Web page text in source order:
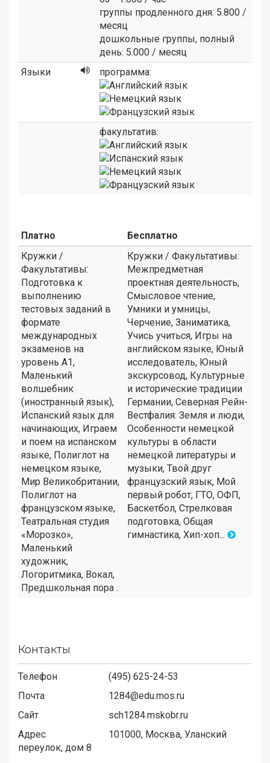
группы продленного дня: 5.800 /
месяц
дошкольные группы, полный
день: 5.000 / месяц
Языки
программа:
факультатив:
Платно
Бесплатно
Кружки /
Факультативы:
Подготовка к
выполнению
тестовых заданий в
формате
международных
экзаменов на
уровень А1,
Маленький
волшебник
(иностранный язык),
Испанский язык для
начинающих, Играем
и поем на испанском
языке, Полиглот на
немецком языке,
Мир Великобритании,
Полиглот на
французском языке,
Театральная студия
«Морозко»,
Маленький
художник,
Логоритмика, Вокал,
Предшкольная пора .
Кружки / Факультативы:
Межпредметная
проектная деятельность,
Смысловое чтение,
Умники и умницы,
Черчение, Заниматика,
Учись учиться, Игры на
английском языке, Юный
исследователь, Юный
экскурсовод, Культурные
и исторические традиции
Германии, Северная Рейн-
Вестфалия: Земля и люди,
Особенности немецкой
культуры в области
немецкой литературы и
музыки, Твой друг
французский язык, Мой
первый робот, ГТО, ОФП,
Баскетбол, Стрелковая
подготовка, Общая
гимнастика, Хип-хоп...
Контакты
Телефон
(495) 625-24-53
Почта
1284@edu.mos.ru
Сайт
sch1284.mskobr.ru
Адрес
101000, Москва, Уланский
переулок, дом 8